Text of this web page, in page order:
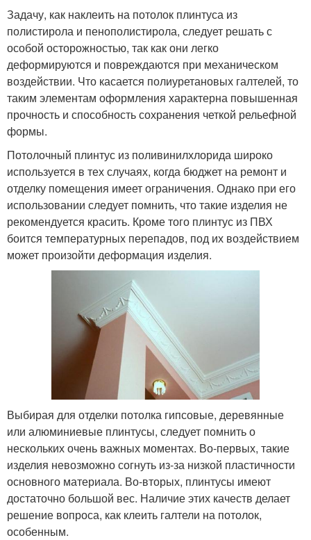
Задачу, как наклеить на потолок плинтуса из
полистирола и пенополистирола, следует решать с
особой осторожностью, так как они легко
деформируются и повреждаются при механическом
воздействии. Что касается полиуретановых галтелей, то
таким элементам оформления характерна повышенная
прочность и способность сохранения четкой рельефной
формы.
Потолочный плинтус из поливинилхлорида широко
используется в тех случаях, когда бюджет на ремонт и
отделку помещения имеет ограничения. Однако при его
использовании следует помнить, что такие изделия не
рекомендуется красить. Кроме того плинтус из ПВХ
боится температурных перепадов, под их воздействием
может произойти деформация изделия.
Выбирая для отделки потолка гипсовые, деревянные
или алюминиевые плинтусы, следует помнить о
нескольких очень важных моментах. Во-первых, такие
изделия невозможно согнуть из-за низкой пластичности
основного материала. Во-вторых, плинтусы имеют
достаточно большой вес. Наличие этих качеств делает
решение вопроса, как клеить галтели на потолок,
особенным.